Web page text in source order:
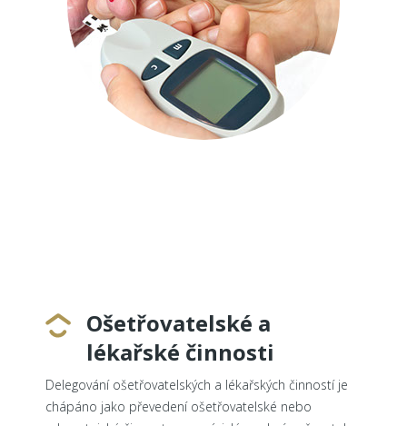
Ošetřovatelské a
lékařské činnosti
Delegování ošetřovatelských a lékařských činností je
chápáno jako převedení ošetřovatelské nebo